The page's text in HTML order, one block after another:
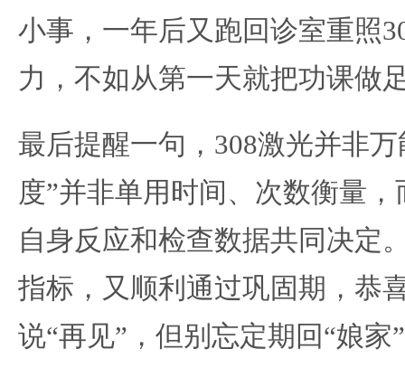
小事，一年后又跑回诊室重照
力，不如从第一天就把功课做
最后提醒一句，308激光并非
度”并非单用时间、次数衡量
自身反应和检查数据共同决定
指标，又顺利通过巩固期，恭
说“再见”，但别忘定期回“娘